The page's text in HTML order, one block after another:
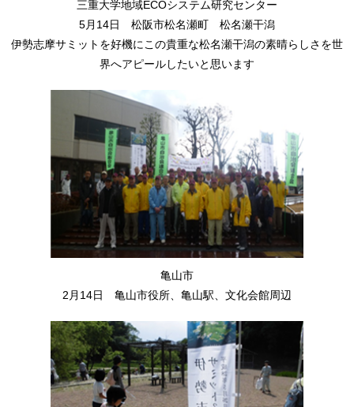
三重大学地域ECOシステム研究センター
5月14日 松阪市松名瀬町 松名瀬干潟
伊勢志摩サミットを好機にこの貴重な松名瀬干潟の素晴らしさを世
界へアピールしたいと思います
亀山市
2月14日 亀山市役所、亀山駅、文化会館周辺